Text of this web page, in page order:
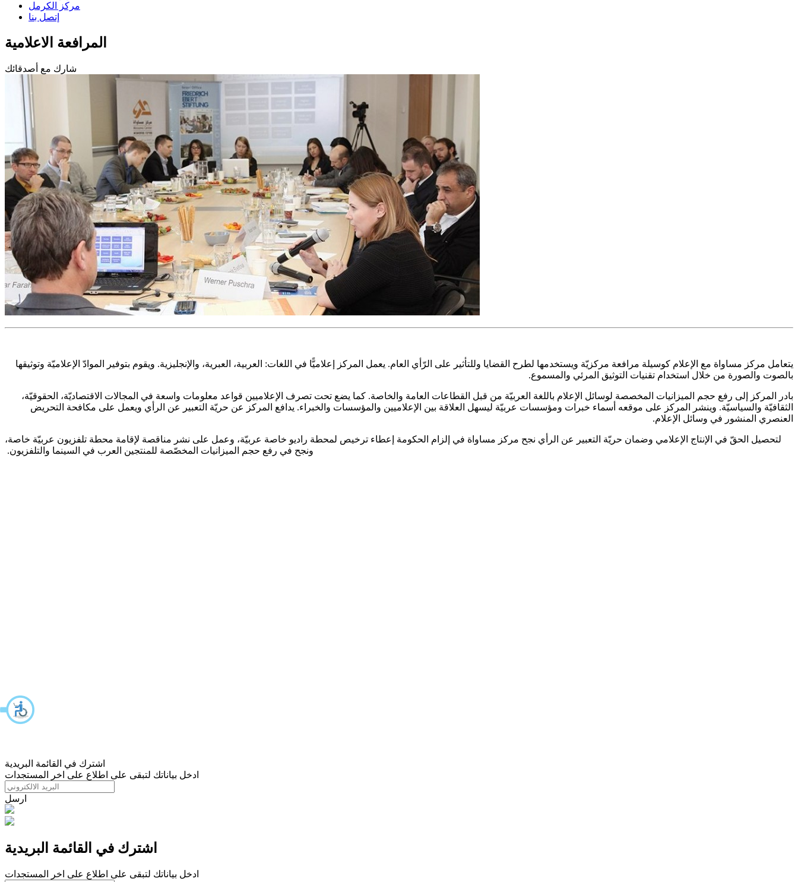
مركز الكرمل
إتصل بنا
المرافعة الاعلامية
شارك مع أصدقائك
يتعامل مركز مساواة مع الإعلام كوسيلة مرافعة مركزيّة ويستخدمها لطرح القضايا وللتأثير على الرّأي العام. يعمل المركز إعلاميًّا في اللغات: العربية، العبرية، والإنجليزية. ويقوم بتوفير الموادّ الإعلاميّة وتوثيقها
بالصوت والصورة من خلال استخدام تقنيات التوثيق المرئي والمسموع.
بادر المركز إلى رفع حجم الميزانيات المخصصة لوسائل الإعلام باللغة العربيّة من قبل القطاعات العامة والخاصة. كما يضع تحت تصرف الإعلاميين قواعد معلومات واسعة في المجالات الاقتصاديّة، الحقوقيّة،
الثقافيّة والسياسيّة. وينشر المركز على موقعه أسماء خبرات ومؤسسات عربيّة ليسهل العلاقة بين الإعلاميين والمؤسسات والخبراء. يدافع المركز عن حريّة التعبير عن الرأي ويعمل على مكافحة التحريض
العنصري المنشور في وسائل الإعلام.
لتحصيل الحقّ في الإنتاج الإعلامي وضمان حريّة التعبير عن الرأي نجح مركز مساواة في إلزام الحكومة إعطاء ترخيص لمحطة راديو خاصة عربيّة، وعمل على نشر مناقصة لإقامة محطة تلفزيون عربيّة خاصة،
ونجح في رفع حجم الميزانيات المخصّصة للمنتجين العرب في السينما والتلفزيون.
اشترك في القائمة البريدية
ادخل بياناتك لتبقى على اطلاع على اخر المستجدات
ارسل
اشترك في القائمة البريدية
ادخل بياناتك لتبقى على اطلاع على اخر المستجدات